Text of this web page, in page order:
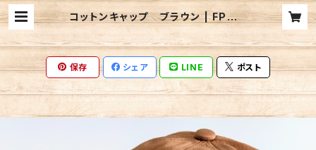
コットンキャップ ブラウン | FPベリ
ーズ迦葉山／FPB LURE'S BASE
WEBSHOP
保存 シェア LINE ポスト